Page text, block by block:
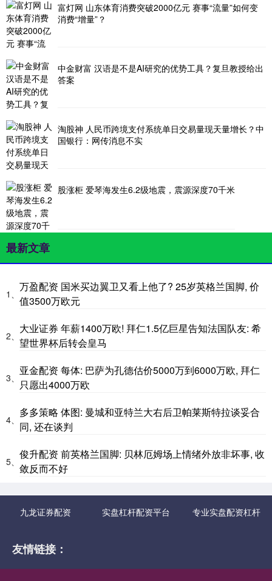
富灯网 山东体育消费突破2000亿元 赛事“流量”如何变
消费“增量”？
中金财富 汉语是不是AI研究的优势工具？复旦教授给出
答案
淘股神 人民币跨境支付系统单日交易量现天量增长？中
国银行：网传消息不实
股涨柜 爱琴海发生6.2级地震，震源深度70千米
最新文章
1、
万盈配资 国米买边翼卫又看上他了? 25岁英格兰国脚, 价
值3500万欧元
2、
大业证券 年薪1400万欧! 拜仁1.5亿巨星告知法国队友: 希
望世界杯后转会皇马
3、
亚金配资 每体: 巴萨为孔德估价5000万到6000万欧, 拜仁
只愿出4000万欧
4、
多多策略 体图: 曼城和亚特兰大右后卫帕莱斯特拉谈妥合
同, 还在谈判
5、
俊升配资 前英格兰国脚: 贝林厄姆场上情绪外放非坏事, 收
敛反而不好
九龙证券配资 实盘杠杆配资平台 专业实盘配资杠杆
友情链接：